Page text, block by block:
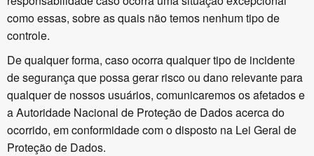
como essas, sobre as quais não temos nenhum tipo de
controle.
De qualquer forma, caso ocorra qualquer tipo de incidente
de segurança que possa gerar risco ou dano relevante para
qualquer de nossos usuários, comunicaremos os afetados e
a Autoridade Nacional de Proteção de Dados acerca do
ocorrido, em conformidade com o disposto na Lei Geral de
Proteção de Dados.